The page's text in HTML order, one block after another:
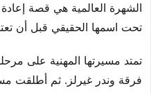
الشهرة العالمية هي قصة إعادة
تحت اسمها الحقيقي قبل أن
تمتد مسيرتها المهنية على
فرقة وندر غيرلز. ثم أطلقت